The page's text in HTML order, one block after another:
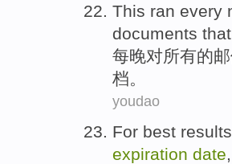
This ran every
documents
每晚对所有的
档。
youdao
For best results
expiration date